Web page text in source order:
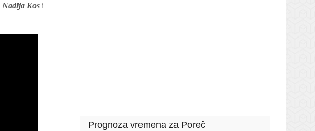
Nadija Kos i
Prognoza vremena za Poreč